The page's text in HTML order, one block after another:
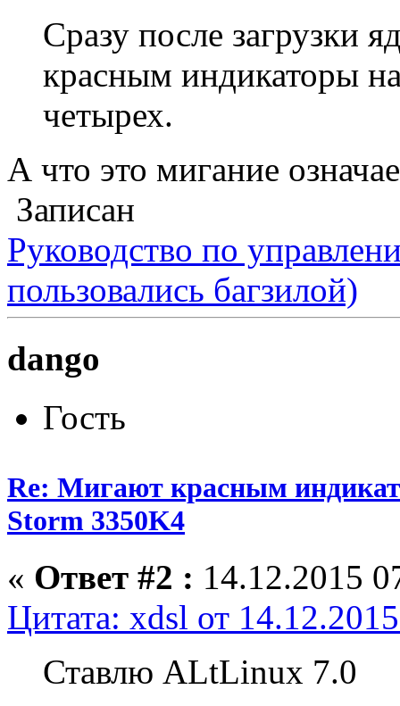
Сразу после загрузки
красным индикаторы
четырех.
А что это мигание
Записан
Руководство по
пользовались багзилой)
dango
Гость
Re: Мигают красным
Storm 3350K4
« Ответ #2 : 14.12.2015
Цитата: xdsl от
Ставлю ALtLinux 7.0